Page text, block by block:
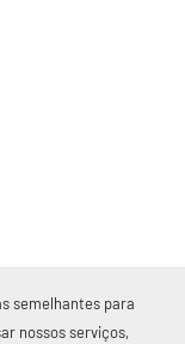
semelhantes para
nossos serviços,